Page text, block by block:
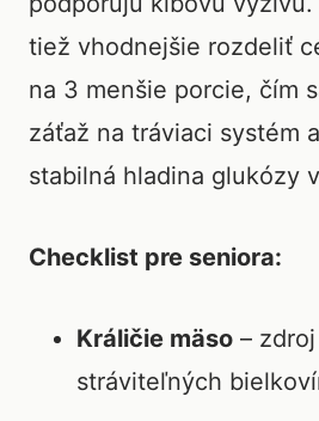
tiež vhodnejšie rozdeliť
na 3 menšie porcie, čím
záťaž na tráviaci systém
stabilná hladina glukózy
Checklist pre seniora:
Králičie mäso –
stráviteľných